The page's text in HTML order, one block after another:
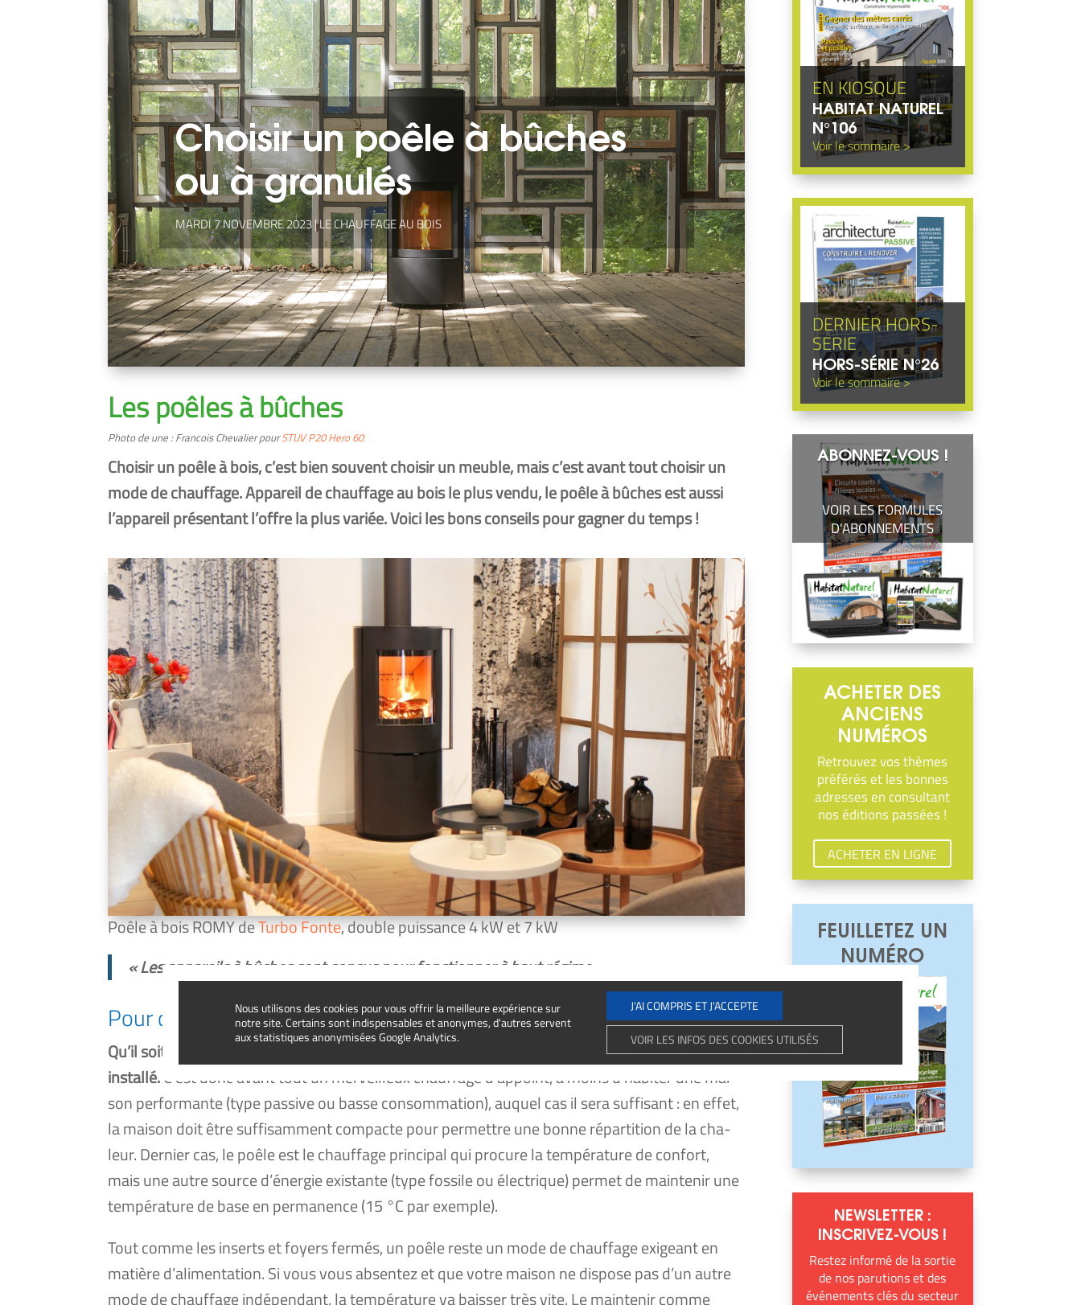
Choisir un poêle à bûches
ou à granulés
MARDI 7 NOVEMBRE 2023|LE CHAUFFAGE AU BOIS
Les poêles à bûches
Photo de une : Francois Chevalier pourSTUV P20 Hero 60
Choisir un poêle à bois, c’est bien sou­vent choi­sir un meuble, mais c’est avant tout choi­sir un
mode de chauf­fage. Appareil de chauf­fage au bois le plus ven­du, le poêle à bûches est aus­si
l’appareil pré­sen­tant l’offre la plus variée. Voici les bons conseils pour gagner du temps !
Poêle à bois ROMY deTurbo Fonte, double puis­sance4 kW et 7 kW
« Les appa­reils à bûches sont conçus pour fonc­tion­ner à haut régime »
Pour quel usage ?
Qu’il soit à bûches ou à gra­nu­lés, le poêle chauffe essen­tiel­le­ment la pièce dans laquelle il est
ins­tal­lé.C’est donc avant tout un mer­veilleux chauf­fage d’appoint, à moins d’habiter une mai­
son per­for­mante (type pas­sive ou basse consom­ma­tion), auquel cas il sera suf­fi­sant : en effet,
la mai­son doit être suf­fi­sam­ment com­pacte pour per­mettre une bonne répar­ti­tion de la cha­
leur. Dernier cas, le poêle est le chauf­fage prin­ci­pal qui pro­cure la tem­pé­ra­ture de confort,
mais une autre source d’énergie exis­tante (type fos­sile ou élec­trique) per­met de main­te­nir une
tem­pé­ra­ture de base en per­ma­nence (15 °C par exemple).
Tout comme les inserts et foyers fer­més, un poêle reste un mode de chauf­fage exi­geant en
matière d’alimentation. Si vous vous absen­tez et que votre mai­son ne dis­pose pas d’un autre
mode de chauf­fage indé­pen­dant, la tem­pé­ra­ture va bais­ser très vite. Le main­te­nir comme
HABITAT NATUREL
N°106
HORS-SÉRIE N°26
ABONNEZ-VOUS !
VOIR LES FORMULES
D'ABONNEMENTS
ACHETER DES
ANCIENS
NUMÉROS
Retrouvez vos thèmes
préférés et les bonnes
adresses en consultant
nos éditions passées !
ACHETER EN LIGNE
FEUILLETEZ UN
NUMÉRO
NEWSLETTER :
INSCRIVEZ-VOUS !
Restez informé de la sortie
de nos parutions et des
événements clés du secteur
Nous utilisons des cookies pour vous offrir la meilleure expérience sur
notre site. Certains sont indispensables et anonymes, d'autres servent
aux statistiques anonymisées Google Analytics.
J'AI COMPRIS ET J'ACCEPTE
VOIR LES INFOS DES COOKIES UTILISÉS